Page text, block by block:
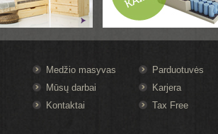
Medžio masyvas
Parduotuvės
Mūsų darbai
Karjera
Kontaktai
Tax Free